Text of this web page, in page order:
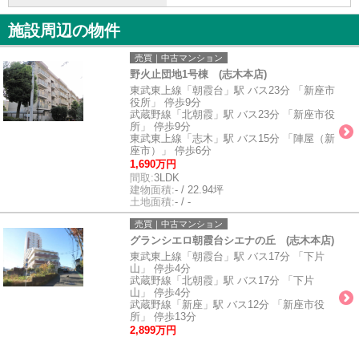
施設周辺の物件
売買｜中古マンション
野火止団地1号棟 (志木本店)
東武東上線「朝霞台」駅 バス23分 「新座市
役所」 停歩9分
武蔵野線「北朝霞」駅 バス23分 「新座市役
所」 停歩9分
東武東上線「志木」駅 バス15分 「陣屋（新
座市）」 停歩6分
1,690万円
間取:3LDK
建物面積:- / 22.94坪
土地面積:- / -
売買｜中古マンション
グランシエロ朝霞台シエナの丘 (志木本店)
東武東上線「朝霞台」駅 バス17分 「下片
山」 停歩4分
武蔵野線「北朝霞」駅 バス17分 「下片
山」 停歩4分
武蔵野線「新座」駅 バス12分 「新座市役
所」 停歩13分
2,899万円